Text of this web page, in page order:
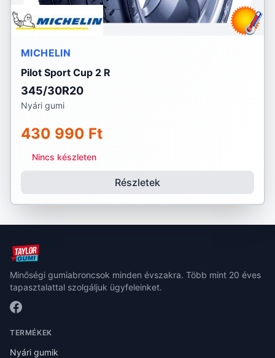
MICHELIN
Pilot Sport Cup 2 R
345/30R20
Nyári gumi
430 990 Ft
Nincs készleten
Részletek
Minőségi gumiabroncsok minden évszakra. Több mint 20 éves
tapasztalattal szolgáljuk ügyfeleinket.
TERMÉKEK
Nyári gumik